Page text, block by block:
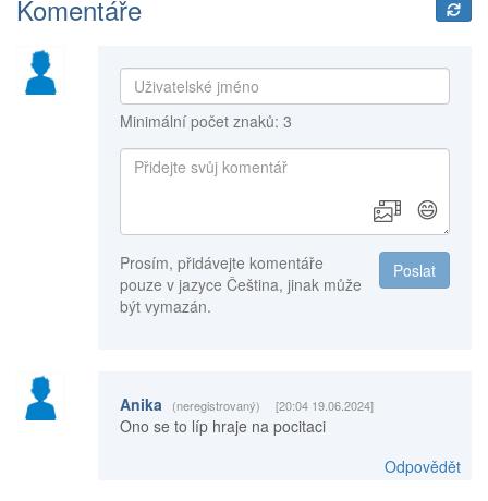
Komentáře
Minimální počet znaků: 3
😄
Poslat
Prosím, přidávejte komentáře
pouze v jazyce Čeština, jinak může
být vymazán.
Anika (neregistrovaný) [20:04 19.06.2024]
Ono se to líp hraje na pocitaci
Odpovědět